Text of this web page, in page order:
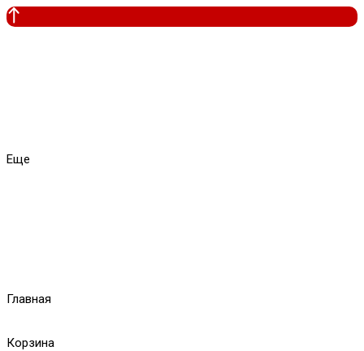
Еще
Главная
Корзина